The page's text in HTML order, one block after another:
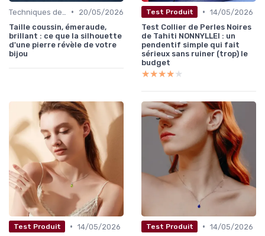
•
20/05/2026
Taille coussin, émeraude,
brillant : ce que la silhouette
d'une pierre révèle de votre
bijou
Test Produit • 14/05/2026
Test Collier de Perles Noires
de Tahiti NONNYLLEI : un
pendentif simple qui fait
sérieux sans ruiner (trop) le
budget
★★★★★
★★★★★
Test Produit • 14/05/2026
Test Produit • 14/05/2026